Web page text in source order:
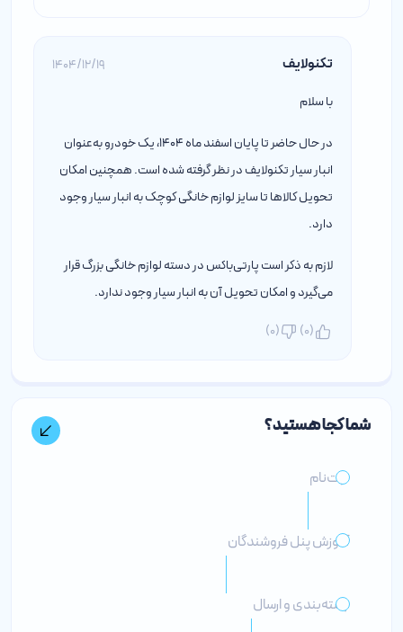
تکنولایف
1404/12/19
با سلام
در حال حاضر تا پایان اسفند ماه ۱۴۰۴، یک خودرو به‌عنوان
انبار سیار تکنولایف در نظر گرفته شده است. همچنین امکان
تحویل کالاها تا سایز لوازم خانگی کوچک به انبار سیار وجود
دارد.
لازم به ذکر است پارتی‌باکس در دسته لوازم خانگی بزرگ قرار
می‌گیرد و امکان تحویل آن به انبار سیار وجود ندارد.
(
0
)
(
0
)
شما کجا هستید؟
ثبت‌نام
آموزش پنل فروشندگان
بسته‌بندی و ارسال